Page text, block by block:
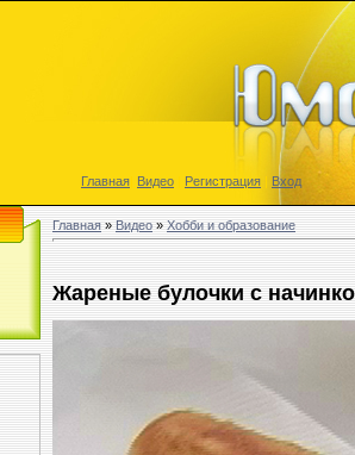
Главная Видео Регистрация Вход
Главная»Видео»Хобби и образование
Жареные булочки с